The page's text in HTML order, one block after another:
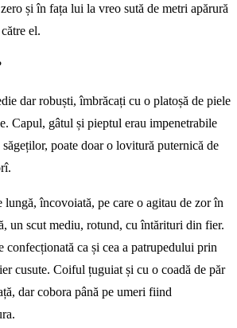
și în fața lui la vreo sută de metri apărură
el.
dar robuști, îmbrăcați cu o platoșă de piele
Capul, gâtul și pieptul erau impenetrabile
poate doar o lovitură puternică de
lungă, încovoiată, pe care o agitau de zor în
un scut mediu, rotund, cu întărituri din fier.
confecționată ca și cea a patrupedului prin
cusute. Coiful țuguiat și cu o coadă de păr
dar cobora până pe umeri fiind